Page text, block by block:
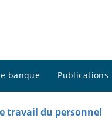
banque Publications
travail du personnel